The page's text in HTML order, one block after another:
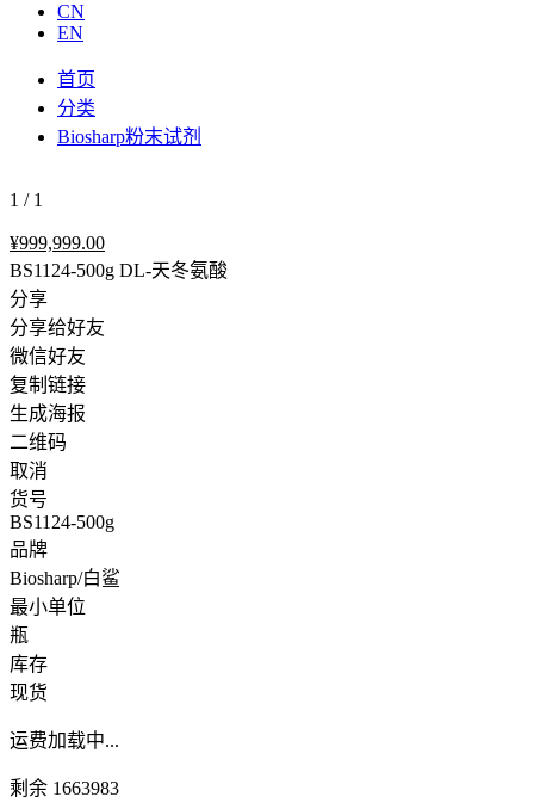
CN
EN
首页
分类
Biosharp粉末试剂
1 / 1
¥999,999.00
BS1124-500g DL-天冬氨酸
分享
分享给好友
微信好友
复制链接
生成海报
二维码
取消
货号
BS1124-500g
品牌
Biosharp/白鲨
最小单位
瓶
库存
现货
运费加载中...
剩余 1663983